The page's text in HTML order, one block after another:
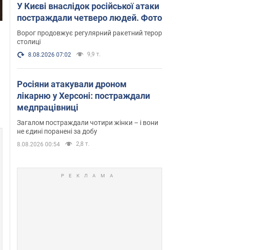
У Києві внаслідок російської атаки
постраждали четверо людей. Фото
Ворог продовжує регулярний ракетний терор
столиці
8.08.2026 07:02 9,9 т.
Росіяни атакували дроном
лікарню у Херсоні: постраждали
медпрацівниці
Загалом постраждали чотири жінки – і вони
не єдині поранені за добу
8.08.2026 00:54 2,8 т.